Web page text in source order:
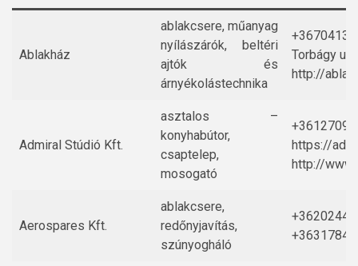
Ablakház
ablakcsere, műanyag
nyílászárók, beltéri
ajtók és
árnyékolástechnika
Torbágy u.
http://
Admiral Stúdió Kft.
asztalos –
konyhabútor,
csaptelep,
mosogató
https://
http://
Aerospares Kft.
ablakcsere,
redőnyjavítás,
szúnyogháló